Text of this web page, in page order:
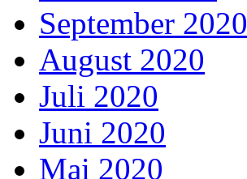
September 2020
August 2020
Juli 2020
Juni 2020
Mai 2020